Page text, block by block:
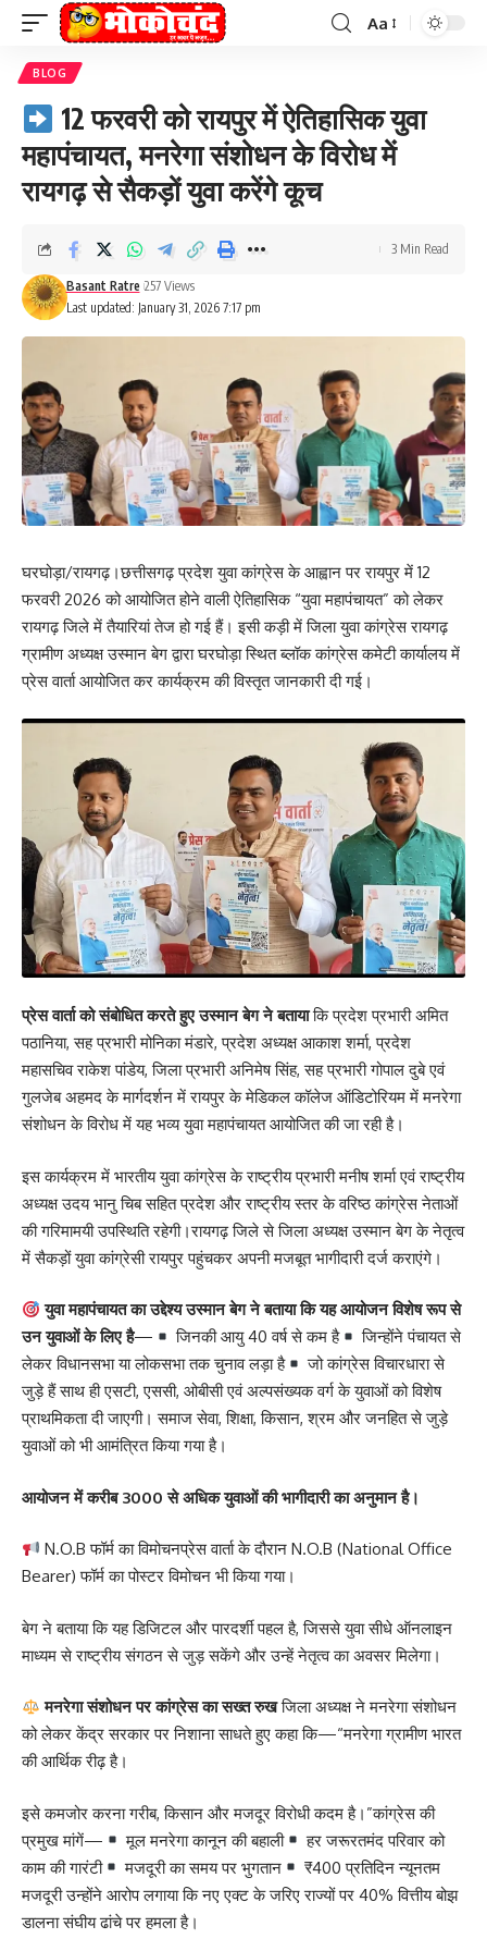
Font
Aa
BLOG
12 फरवरी को रायपुर में ऐतिहासिक युवा
महापंचायत, मनरेगा संशोधन के विरोध में
रायगढ़ से सैकड़ों युवा करेंगे कूच
Last updated: January 31, 2026 7:17 pm
Basant Ratre 257 Views
3 Min Read
घरघोड़ा/रायगढ़।छत्तीसगढ़ प्रदेश युवा कांग्रेस के आह्वान पर रायपुर में 12
फरवरी 2026 को आयोजित होने वाली ऐतिहासिक “युवा महापंचायत” को लेकर
रायगढ़ जिले में तैयारियां तेज हो गई हैं। इसी कड़ी में जिला युवा कांग्रेस रायगढ़
ग्रामीण अध्यक्ष उस्मान बेग द्वारा घरघोड़ा स्थित ब्लॉक कांग्रेस कमेटी कार्यालय में
प्रेस वार्ता आयोजित कर कार्यक्रम की विस्तृत जानकारी दी गई।
प्रेस वार्ता को संबोधित करते हुए उस्मान बेग ने बतायाकि प्रदेश प्रभारी अमित
पठानिया, सह प्रभारी मोनिका मंडारे, प्रदेश अध्यक्ष आकाश शर्मा, प्रदेश
महासचिव राकेश पांडेय, जिला प्रभारी अनिमेष सिंह, सह प्रभारी गोपाल दुबे एवं
गुलजेब अहमद के मार्गदर्शन में रायपुर के मेडिकल कॉलेज ऑडिटोरियम में मनरेगा
संशोधन के विरोध में यह भव्य युवा महापंचायत आयोजित की जा रही है।
इस कार्यक्रम में भारतीय युवा कांग्रेस के राष्ट्रीय प्रभारी मनीष शर्मा एवं राष्ट्रीय
अध्यक्ष उदय भानु चिब सहित प्रदेश और राष्ट्रीय स्तर के वरिष्ठ कांग्रेस नेताओं
की गरिमामयी उपस्थिति रहेगी।रायगढ़ जिले से जिला अध्यक्ष उस्मान बेग के नेतृत्व
में सैकड़ों युवा कांग्रेसी रायपुर पहुंचकर अपनी मजबूत भागीदारी दर्ज कराएंगे।
युवा महापंचायत का उद्देश्य उस्मान बेग ने बताया कि यह आयोजन विशेष रूप से
उन युवाओं के लिए है— जिनकी आयु 40 वर्ष से कम है
जिन्होंने पंचायत से
लेकर विधानसभा या लोकसभा तक चुनाव लड़ा है
जो कांग्रेस विचारधारा से
जुड़े हैं साथ ही एसटी, एससी, ओबीसी एवं अल्पसंख्यक वर्ग के युवाओं को विशेष
प्राथमिकता दी जाएगी। समाज सेवा, शिक्षा, किसान, श्रम और जनहित से जुड़े
युवाओं को भी आमंत्रित किया गया है।
आयोजन में करीब 3000 से अधिक युवाओं की भागीदारी का अनुमान है।
N.O.B फॉर्म का विमोचनप्रेस वार्ता के दौरान N.O.B (National Office
Bearer) फॉर्म का पोस्टर विमोचन भी किया गया।
बेग ने बताया कि यह डिजिटल और पारदर्शी पहल है, जिससे युवा सीधे ऑनलाइन
माध्यम से राष्ट्रीय संगठन से जुड़ सकेंगे और उन्हें नेतृत्व का अवसर मिलेगा।
मनरेगा संशोधन पर कांग्रेस का सख्त रुखजिला अध्यक्ष ने मनरेगा संशोधन
को लेकर केंद्र सरकार पर निशाना साधते हुए कहा कि—“मनरेगा ग्रामीण भारत
की आर्थिक रीढ़ है।
इसे कमजोर करना गरीब, किसान और मजदूर विरोधी कदम है।”कांग्रेस की
प्रमुख मांगें—
मूल मनरेगा कानून की बहाली
हर जरूरतमंद परिवार को
काम की गारंटी
मजदूरी का समय पर भुगतान
₹400 प्रतिदिन न्यूनतम
मजदूरी उन्होंने आरोप लगाया कि नए एक्ट के जरिए राज्यों पर 40% वित्तीय बोझ
डालना संघीय ढांचे पर हमला है।